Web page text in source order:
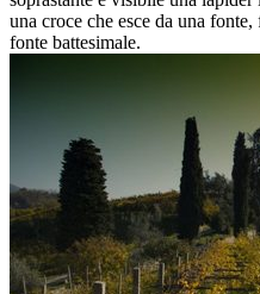
una croce che esce da una
fonte battesimale.